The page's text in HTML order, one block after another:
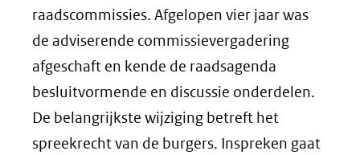
raadscommissies. Afgelopen vier jaar was
de adviserende commissievergadering
afgeschaft en kende de raadsagenda
besluitvormende en discussie onderdelen.
De belangrijkste wijziging betreft het
spreekrecht van de burgers. Inspreken gaat